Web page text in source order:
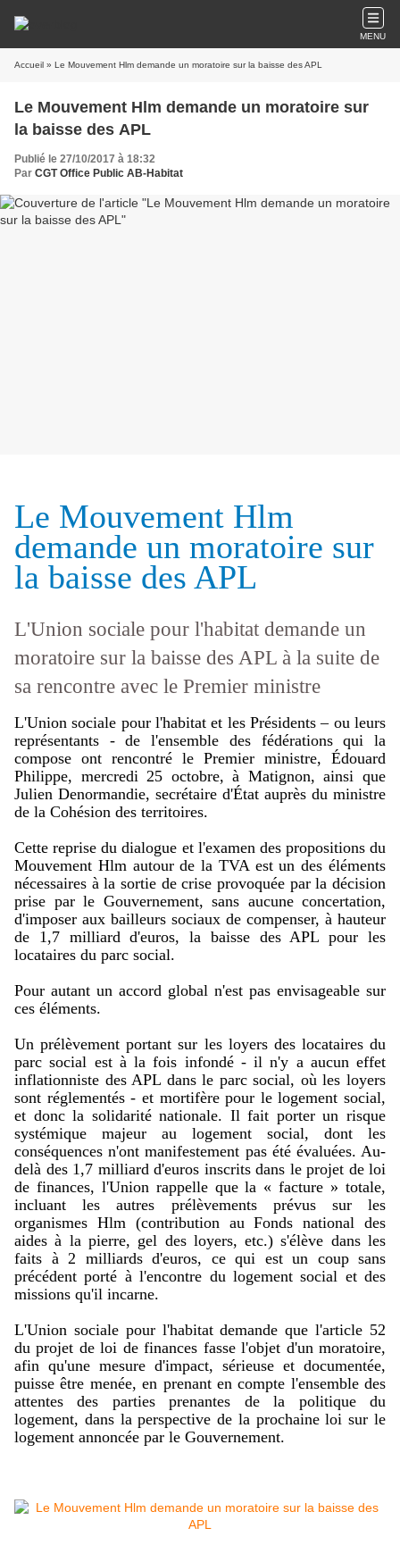
MENU
Accueil » Le Mouvement Hlm demande un moratoire sur la baisse des APL
Le Mouvement Hlm demande un moratoire sur
la baisse des APL
Publié le 27/10/2017 à 18:32
Par CGT Office Public AB-Habitat
Le Mouvement Hlm
demande un moratoire sur
la baisse des APL
L'Union sociale pour l'habitat demande un
moratoire sur la baisse des APL à la suite de
sa rencontre avec le Premier ministre
L'Union sociale pour l'habitat et les Présidents – ou leurs
représentants - de l'ensemble des fédérations qui la
compose ont rencontré le Premier ministre, Édouard
Philippe, mercredi 25 octobre, à Matignon, ainsi que
Julien Denormandie, secrétaire d'État auprès du ministre
de la Cohésion des territoires.
Cette reprise du dialogue et l'examen des propositions du
Mouvement Hlm autour de la TVA est un des éléments
nécessaires à la sortie de crise provoquée par la décision
prise par le Gouvernement, sans aucune concertation,
d'imposer aux bailleurs sociaux de compenser, à hauteur
de 1,7 milliard d'euros, la baisse des APL pour les
locataires du parc social.
Pour autant un accord global n'est pas envisageable sur
ces éléments.
Un prélèvement portant sur les loyers des locataires du
parc social est à la fois infondé - il n'y a aucun effet
inflationniste des APL dans le parc social, où les loyers
sont réglementés - et mortifère pour le logement social,
et donc la solidarité nationale. Il fait porter un risque
systémique majeur au logement social, dont les
conséquences n'ont manifestement pas été évaluées. Au-
delà des 1,7 milliard d'euros inscrits dans le projet de loi
de finances, l'Union rappelle que la « facture » totale,
incluant les autres prélèvements prévus sur les
organismes Hlm (contribution au Fonds national des
aides à la pierre, gel des loyers, etc.) s'élève dans les
faits à 2 milliards d'euros, ce qui est un coup sans
précédent porté à l'encontre du logement social et des
missions qu'il incarne.
L'Union sociale pour l'habitat demande que l'article 52
du projet de loi de finances fasse l'objet d'un moratoire,
afin qu'une mesure d'impact, sérieuse et documentée,
puisse être menée, en prenant en compte l'ensemble des
attentes des parties prenantes de la politique du
logement, dans la perspective de la prochaine loi sur le
logement annoncée par le Gouvernement.